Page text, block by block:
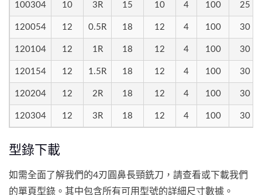
100304 10 3R 15 10 4 100 25
120054 12 0.5R 18 12 4 100 30
120104 12 1R 18 12 4 100 30
120154 12 1.5R 18 12 4 100 30
120204 12 2R 18 12 4 100 30
120304 12 3R 18 12 4 100 30
型錄下載
如需全面了解我們的4刃圓鼻長頸銑刀，請查看或下載我們
的單頁型錄。其中包含所有可用型號的詳細尺寸數據。